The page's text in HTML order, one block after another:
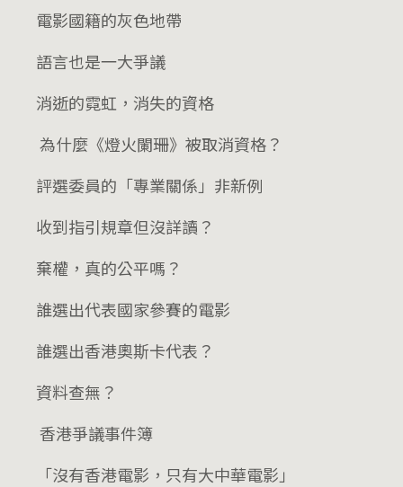
電影國籍的灰色地帶
語言也是一大爭議
消逝的霓虹，消失的資格
為什麼《燈火闌珊》被取消資格？
評選委員的「專業關係」非新例
收到指引規章但沒詳讀？
棄權，真的公平嗎？
誰選出代表國家參賽的電影
誰選出香港奧斯卡代表？
資料查無？
香港爭議事件簿
「沒有香港電影，只有大中華電影」